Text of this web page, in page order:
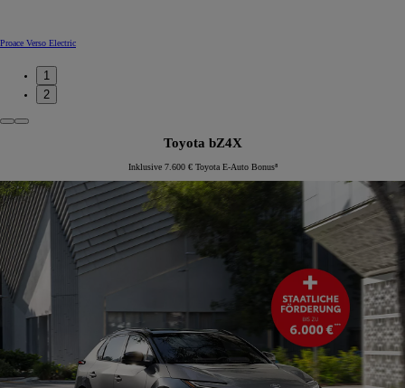
Proace Verso Electric
1
2
Toyota bZ4X
Inklusive 7.600 € Toyota E-Auto Bonus⁸